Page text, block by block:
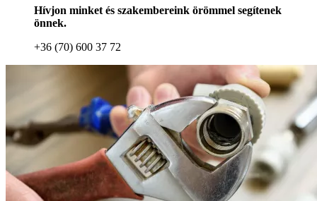
Hívjon minket és szakembereink örömmel segítenek
önnek.
+36 (70) 600 37 72